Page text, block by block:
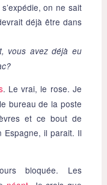
on ne sait
déjà être dans
vous avez déjà eu
. Le vrai, le rose. Je
bureau de la poste
et ce bout de
Espagne, il parait. Il
bloquée. Les